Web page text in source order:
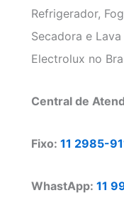
Refrigerador,
Secadora e
Electrolux no
Central de
Fixo: 11 2985-
WhastApp: 11